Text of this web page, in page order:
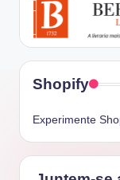
Shopify
Experimente